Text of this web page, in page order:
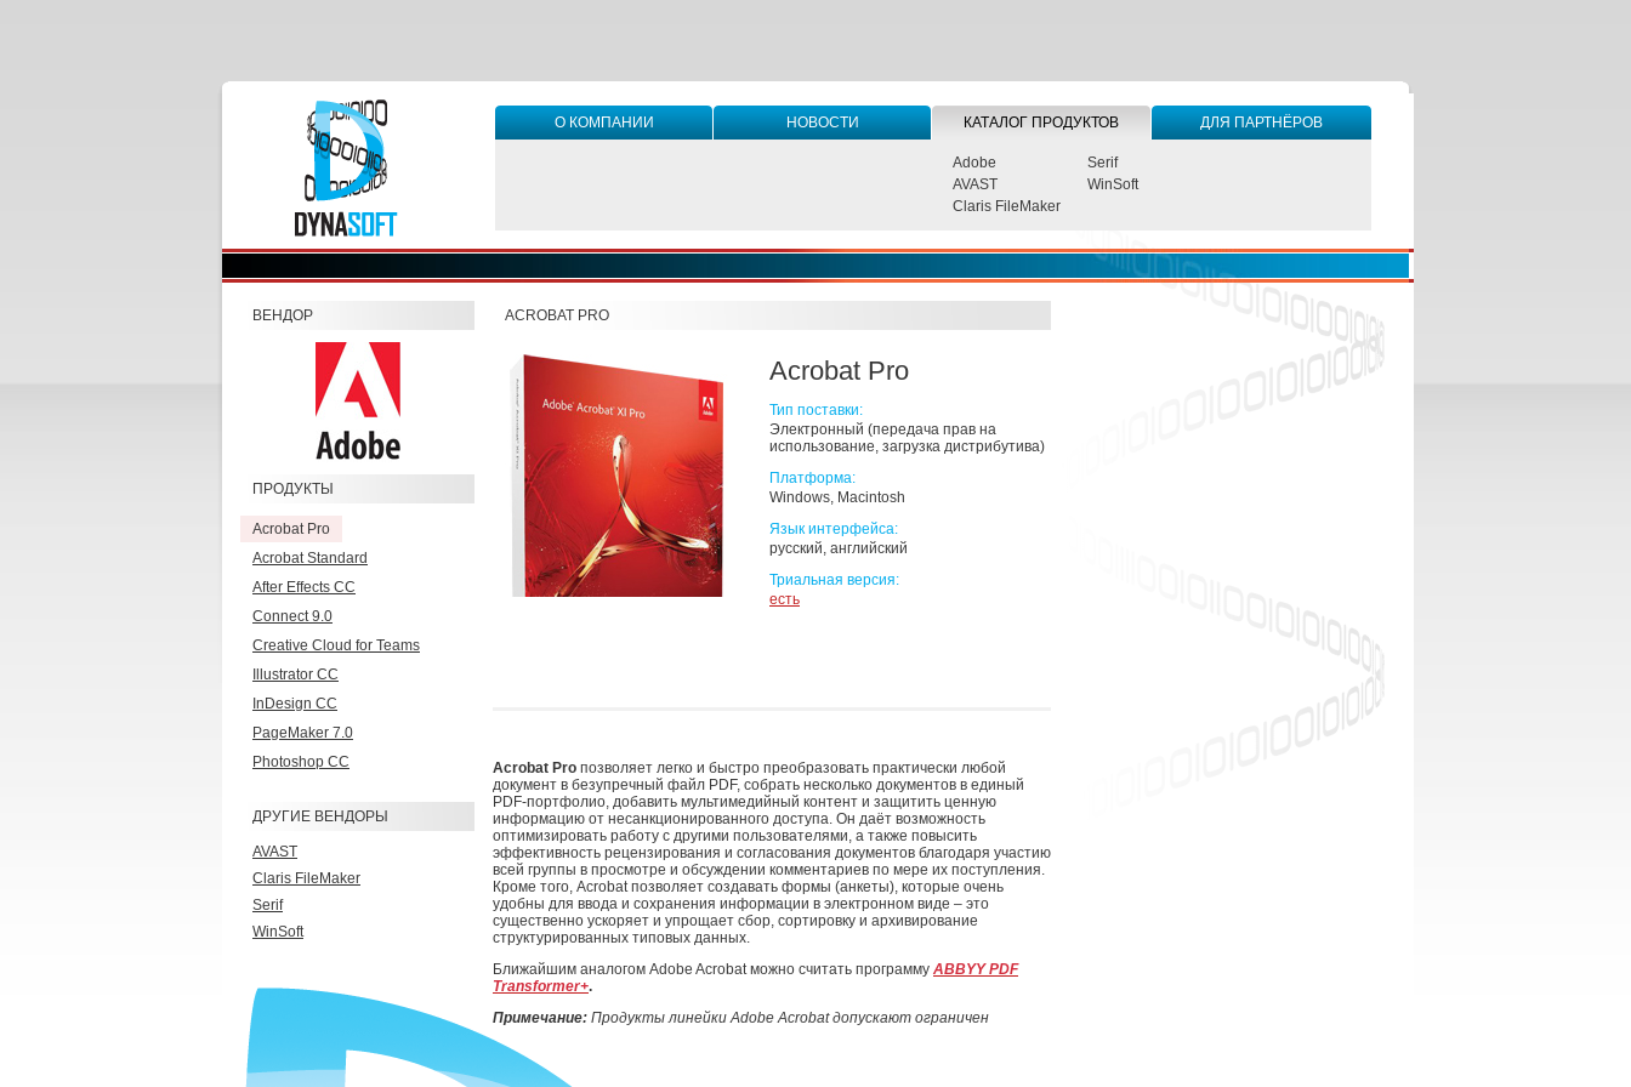
О КОМПАНИИ НОВОСТИ КАТАЛОГ ПРОДУКТОВ ДЛЯ ПАРТНЁРОВ
Adobe
Serif
AVAST
WinSoft
Claris FileMaker
ВЕНДОР
ПРОДУКТЫ
Acrobat Pro
Acrobat Standard
After Effects CC
Connect 9.0
Creative Cloud for Teams
Illustrator CC
InDesign CC
PageMaker 7.0
Photoshop CC
ДРУГИЕ ВЕНДОРЫ
AVAST
Claris FileMaker
Serif
WinSoft
ACROBAT PRO
Acrobat Pro
Тип поставки:
Электронный (передача прав на
использование, загрузка дистрибутива)
Платформа:
Windows, Macintosh
Язык интерфейса:
русский, английский
Триальная версия:
есть
Acrobat Pro позволяет легко и быстро преобразовать практически любой
документ в безупречный файл PDF, собрать несколько документов в единый
PDF-портфолио, добавить мультимедийный контент и защитить ценную
информацию от несанкционированного доступа. Он даёт возможность
оптимизировать работу с другими пользователями, а также повысить
эффективность рецензирования и согласования документов благодаря участию
всей группы в просмотре и обсуждении комментариев по мере их поступления.
Кроме того, Acrobat позволяет создавать формы (анкеты), которые очень
удобны для ввода и сохранения информации в электронном виде – это
существенно ускоряет и упрощает сбор, сортировку и архивирование
структурированных типовых данных.
Ближайшим аналогом Adobe Acrobat можно считать программу ABBYY PDF
Transformer+.
Примечание: Продукты линейки Adobe Acrobat допускают ограничен